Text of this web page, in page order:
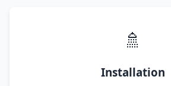
🚿
Installation